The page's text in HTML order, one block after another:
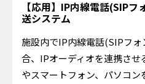
【応用】IP内線電話(SIP
送システム
施設内でIP内線電話(SIPフ
合、IPオーディオを連携させ
やスマートフォン、パソコ